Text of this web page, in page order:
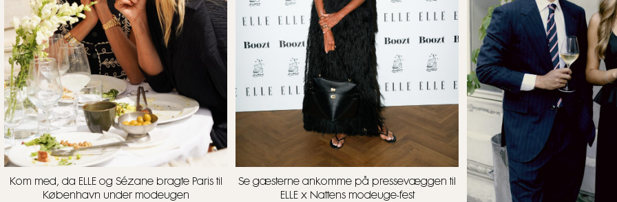
Kom med, da ELLE og Sézane bragte Paris til
København under modeugen
Se gæsterne ankomme på pressevæggen til
ELLE x Nattens modeuge-fest